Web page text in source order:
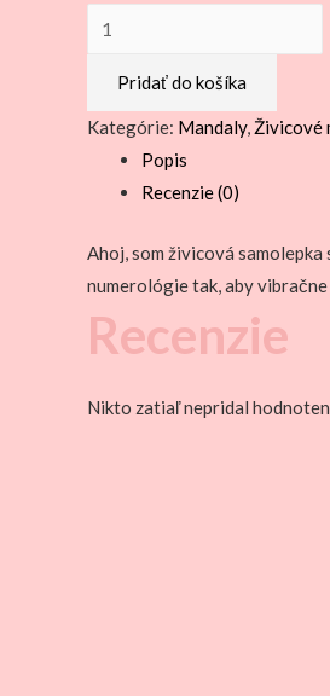
množstvo
Živicová
samolepka
-
Vodnár
Pridať do košíka
Kategórie: Mandaly, Živicové
Popis
Recenzie (0)
Ahoj, som živicová
numerológie tak, aby vibračne
Recenzie
Nikto zatiaľ nepridal